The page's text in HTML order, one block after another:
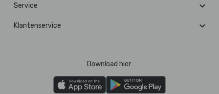
Service
Klantenservice
Download hier: